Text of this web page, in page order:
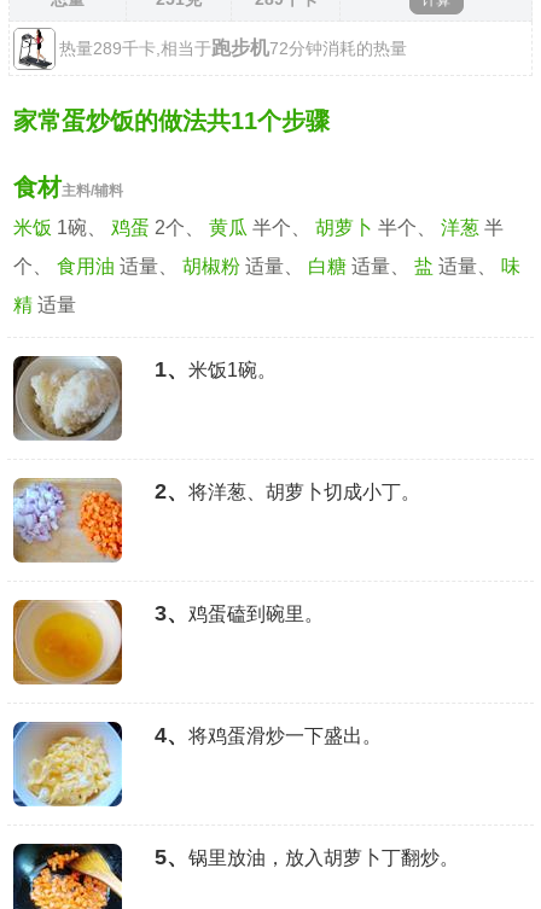
热量289千卡,相当于跑步机72分钟消耗的热量
家常蛋炒饭的做法共11个步骤
食材主料/辅料
米饭 1碗、 鸡蛋 2个、黄瓜 半个、胡萝卜 半个、洋葱 半
个、食用油 适量、胡椒粉 适量、 白糖 适量、盐 适量、 味
精 适量
1、 米饭1碗。
2、 将洋葱、胡萝卜切成小丁。
3、 鸡蛋磕到碗里。
4、 将鸡蛋滑炒一下盛出。
5、 锅里放油，放入胡萝卜丁翻炒。